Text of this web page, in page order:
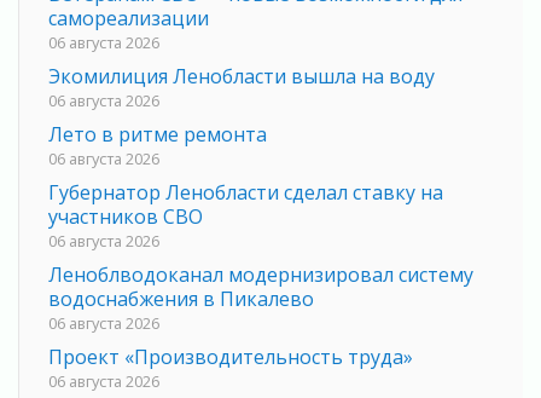
самореализации
06 августа 2026
Экомилиция Ленобласти вышла на воду
06 августа 2026
Лето в ритме ремонта
06 августа 2026
Губернатор Ленобласти сделал ставку на
участников СВО
06 августа 2026
Леноблводоканал модернизировал систему
водоснабжения в Пикалево
06 августа 2026
Проект «Производительность труда»
06 августа 2026